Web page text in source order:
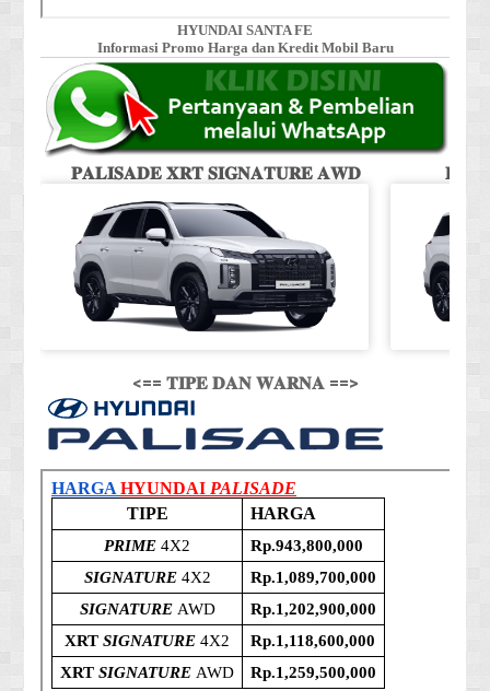
HYUNDAI SANTA FE
Informasi Promo Harga dan Kredit Mobil Baru
𝐏𝐀𝐋𝐈𝐒𝐀𝐃𝐄 𝐗𝐑𝐓 𝐒𝐈𝐆𝐍𝐀𝐓𝐔𝐑𝐄 𝐀𝐖𝐃
<== 𝐓𝐈𝐏𝐄 𝐃𝐀𝐍 𝐖𝐀𝐑𝐍𝐀 ==>